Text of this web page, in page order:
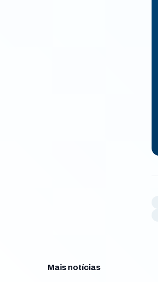
Mais notícias